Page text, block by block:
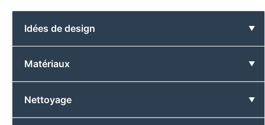
Idées de design
Toutes les idées de design
Salle de bain
Matériaux
Tous les matériaux
Basalte
Nettoyage